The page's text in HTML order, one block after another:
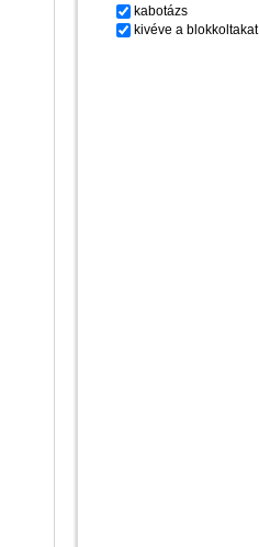
kabotázs
kivéve a blokkoltakat